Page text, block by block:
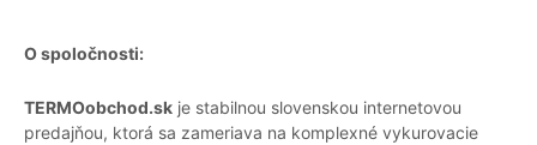
O spoločnosti:
TERMOobchod.sk je stabilnou slovenskou internetovou
predajňou, ktorá sa zameriava na komplexné vykurovacie